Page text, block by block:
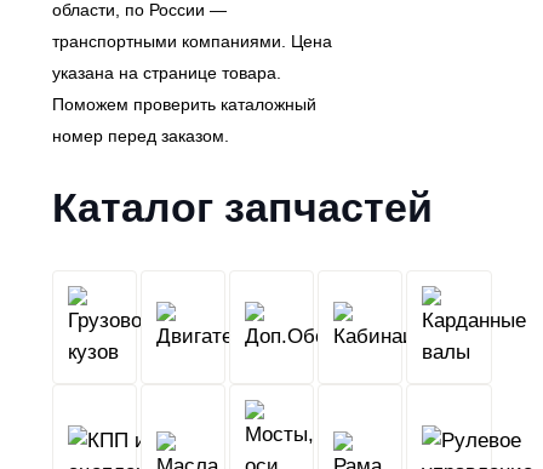
области, по России —
транспортными компаниями. Цена
указана на странице товара.
Поможем проверить каталожный
номер перед заказом.
Каталог запчастей
Грузовой
кузов
Двигатель Кабина
КПП
и
Масла
оси,
Рама